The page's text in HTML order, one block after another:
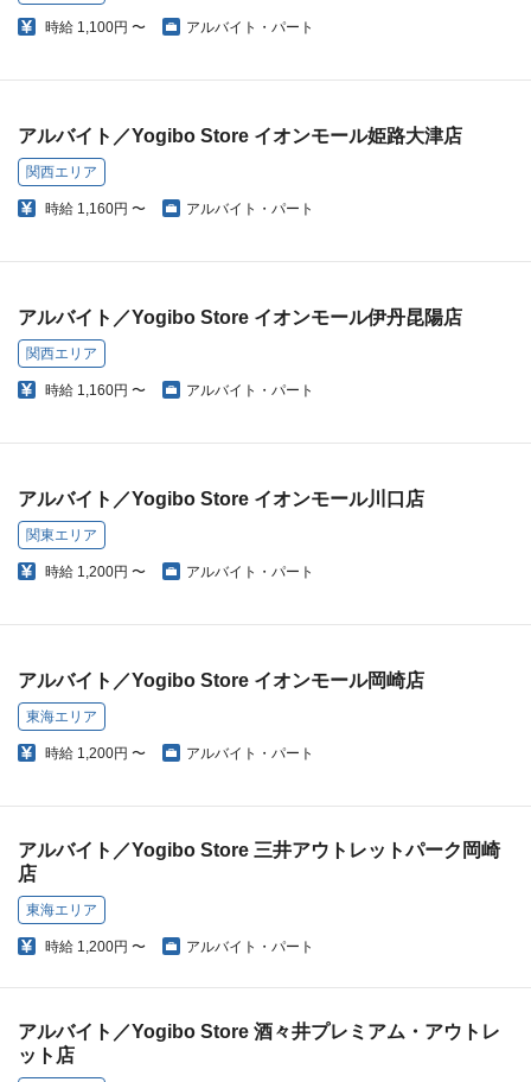
時給 1,100円 〜 アルバイト・パート
アルバイト／Yogibo Store イオンモール姫路大津店
関西エリア
時給 1,160円 〜 アルバイト・パート
アルバイト／Yogibo Store イオンモール伊丹昆陽店
関西エリア
時給 1,160円 〜 アルバイト・パート
アルバイト／Yogibo Store イオンモール川口店
関東エリア
時給 1,200円 〜 アルバイト・パート
アルバイト／Yogibo Store イオンモール岡崎店
東海エリア
時給 1,200円 〜 アルバイト・パート
アルバイト／Yogibo Store 三井アウトレットパーク岡崎
店
東海エリア
時給 1,200円 〜 アルバイト・パート
アルバイト／Yogibo Store 酒々井プレミアム・アウトレ
ット店